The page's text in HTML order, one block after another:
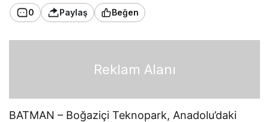
0 Paylaş Beğen
Reklam Alanı
BATMAN – Boğaziçi Teknopark, Anadolu’daki